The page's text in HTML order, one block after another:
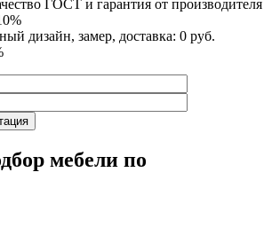
ГОСТ и гарантия от производителя
дизайн, замер, доставка: 0 руб.
мебели по